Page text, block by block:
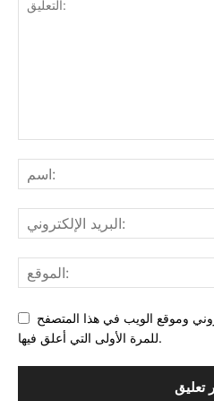
وموقع الويب في هذا المتصفح
للمرة الأولى التي أعلق فيها.